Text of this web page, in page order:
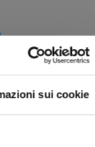
sui cookie